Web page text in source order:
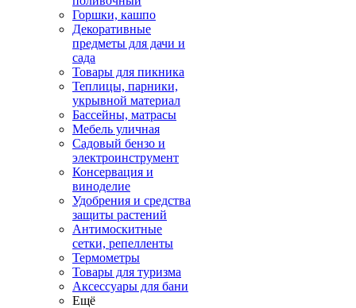
Горшки, кашпо
Декоративные
предметы для дачи и
сада
Товары для пикника
Теплицы, парники,
укрывной материал
Бассейны, матрасы
Мебель уличная
Садовый бензо и
электроинструмент
Консервация и
виноделие
Удобрения и средства
защиты растений
Антимоскитные
сетки, репелленты
Термометры
Товары для туризма
Аксессуары для бани
Ещё